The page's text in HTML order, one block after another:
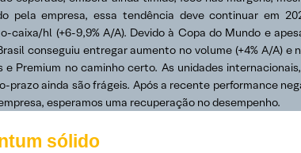
pela empresa, essa tendência deve continuar em
caixa/hl (+6-9,9% A/A). Devido à Copa do Mundo e
conseguiu entregar aumento no volume (+4% A/A) e
Premium no caminho certo. As unidades
prazo ainda são frágeis. Após a recente performance
esperamos uma recuperação no desempenho.
sólido